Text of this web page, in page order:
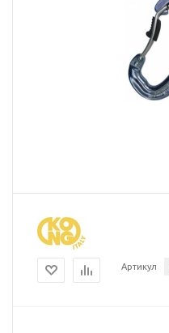
Артикул